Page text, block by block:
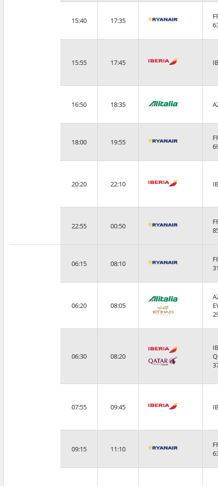
15:40 17:35
15:55 17:45
16:50 18:35
18:00 19:55
20:20 22:10
22:55 00:50
06:15 08:10
06:20 08:05
06:30 08:20
07:55 09:45
09:15 11:10